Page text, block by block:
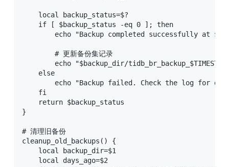
    local backup_status=$?
    if [ $backup_status -eq 0 ]; then
echo "Backup completed successfully at
        # 更新备份集记录
echo "$backup_dir/
    else
echo "Backup failed. Check the log for
    fi
    return $backup_status
}
# 清理旧备份
cleanup_old_backups() {
    local backup_dir=$1
    local days_ago=$2